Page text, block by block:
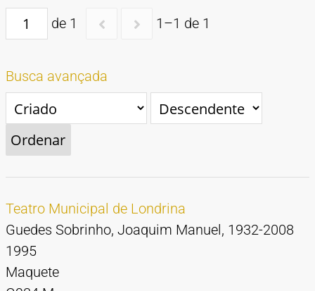
Cartazes
Diapositivos
Documentação
Fotografias
Maquetes
Negativos
Periódicos
Publicações
Projetos
Vídeos
BUSCA AVANÇADA
EXPEDIENTE
de 1 1–1 de 1
Busca avançada
Ordenar
Teatro Municipal de Londrina
Guedes Sobrinho, Joaquim Manuel, 1932-2008
1995
Maquete